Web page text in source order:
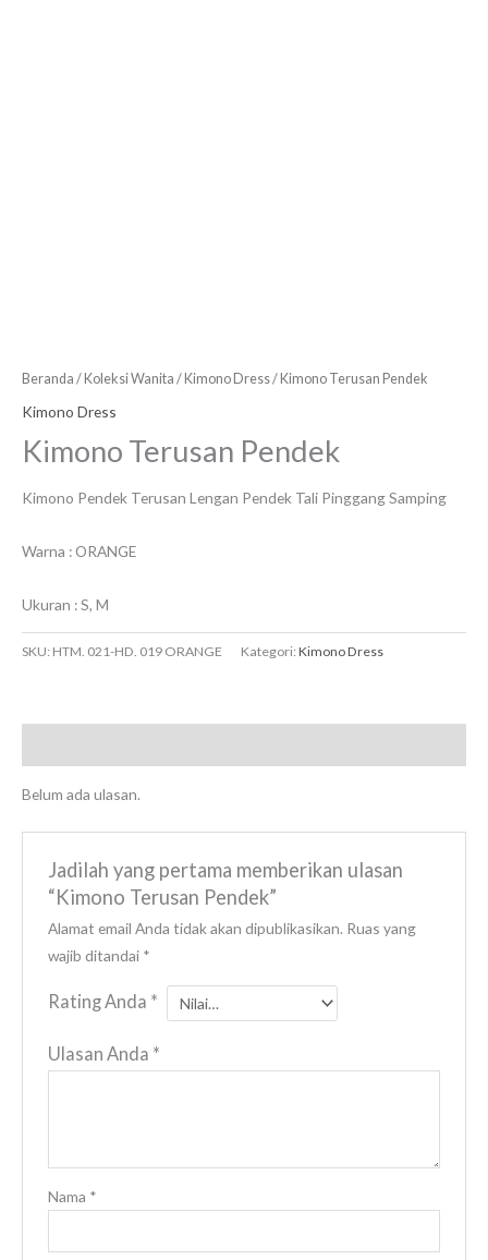
Beranda /Koleksi Wanita /Kimono Dress/ Kimono Terusan Pendek
Kimono Dress
Kimono Terusan Pendek
Kimono Pendek Terusan Lengan Pendek Tali Pinggang Samping
Warna : ORANGE
Ukuran : S, M
SKU: HTM. 021-HD. 019 ORANGE Kategori:Kimono Dress
Belum ada ulasan.
Jadilah yang pertama memberikan ulasan
“Kimono Terusan Pendek”
Alamat email Anda tidak akan dipublikasikan. Ruas yang
wajib ditandai *
Rating Anda *
Ulasan Anda *
Nama *